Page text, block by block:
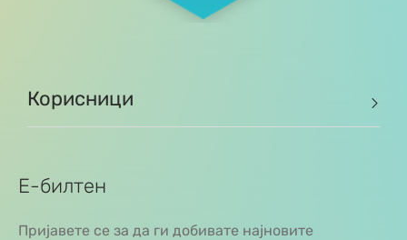
Корисници
Е-билтен
Пријавете се за да ги добивате најновите